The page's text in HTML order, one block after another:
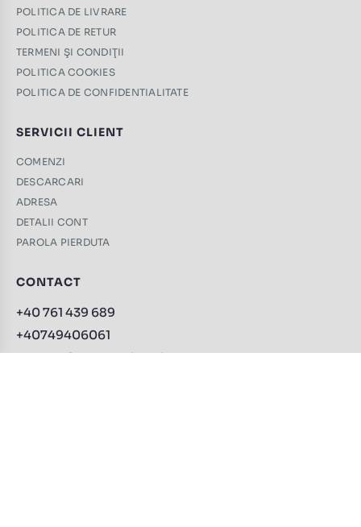
POLITICA DE LIVRARE
POLITICA DE RETUR
TERMENI ŞI CONDIŢII
POLITICA COOKIES
POLITICA DE CONFIDENTIALITATE
SERVICII CLIENT
COMENZI
DESCARCARI
ADRESA
DETALII CONT
PAROLA PIERDUTA
CONTACT
+40 761 439 689
+40749406061
contact@trabucuri-online.ro